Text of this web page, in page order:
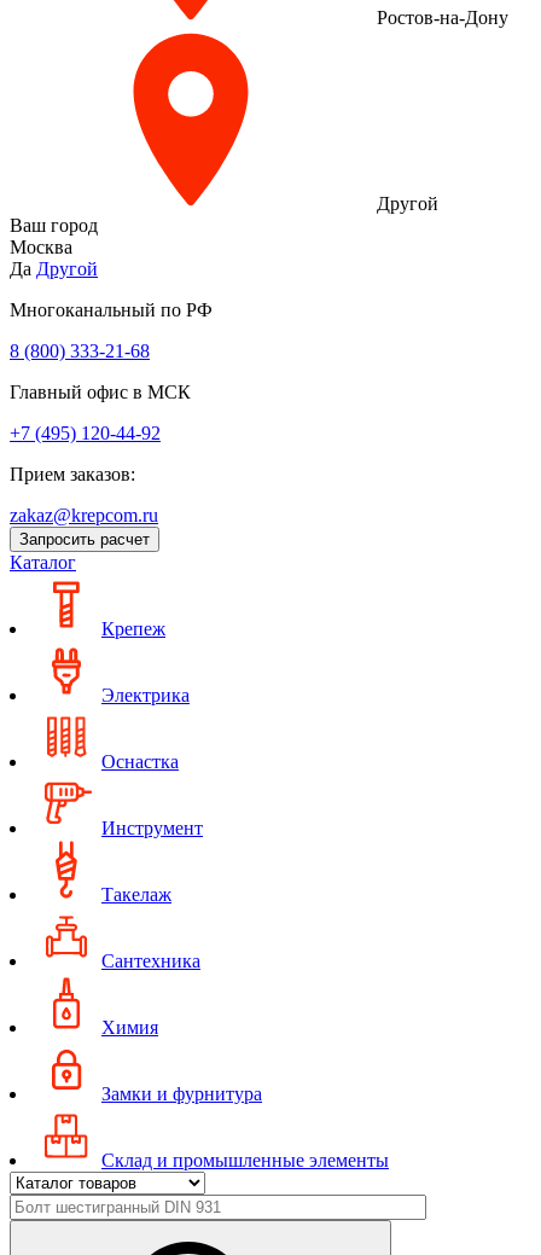
Ростов-на-Дону
Другой
Ваш город
Москва
Да Другой
Многоканальный по РФ
8 (800) 333‑21-68
Главный офис в МСК
+7 (495) 120-44-92
Прием заказов:
zakaz@krepcom.ru
Запросить расчет
Каталог
Крепеж
Электрика
Оснастка
Инструмент
Такелаж
Сантехника
Химия
Замки и фурнитура
Склад и промышленные элементы